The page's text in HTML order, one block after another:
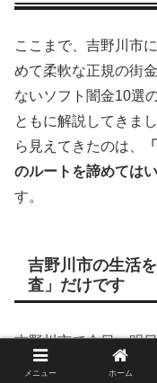
ここまで、吉野川市
めて柔軟な正規の街
ないソフト闇金10選
ともに解説してきま
ら見えてきたのは、
のルートを諦めてはい
す。
吉野川市の生活
査」だけです
吉野川市で今日、明
き、人は冷静な判断
メニュー ホーム